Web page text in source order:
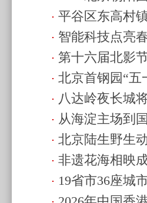
平谷区东高村
闲体验
智能科技点亮
(2026.4.24 16:39)
第十六届北影
新高(2026.4.24
北京首钢园“五
合活动
八达岭夜长城
(2026.4.22 22:00)
从海淀主场到
8月在北京举办
北京陆生野生
(2026.4.21 14:29)
非遗花海相映
20:57)
19省市36座城